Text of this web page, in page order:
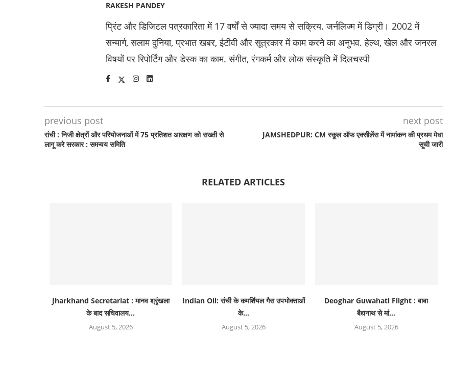
RAKESH PANDEY
प्रिंट और डिजिटल पत्रकारिता में 17 वर्षों से ज्यादा समय से सक्रिय. जर्नलिज्म में डिग्री। 2002 में
सन्मार्ग, सलाम दुनिया, प्रभात खबर, ईटीवी और सूत्रकार में काम करने का अनुभव. हेल्थ, खेल और जनरल
विषयों पर रिपोर्टिंग और डेस्क का काम. संगीत, रंगकर्म और लोक संस्कृति में दिलचस्पी
previous post
रांची : निजी क्षेत्रों और परियोजनाओं में 75 प्रतिशत आरक्षण को सख्ती से
लागू करे सरकार : समन्वय समिति
next post
JAMSHEDPUR: CM स्कूल ऑफ एक्सीलेंस में नामांकन की प्रथम मेधा
सूची जारी
RELATED ARTICLES
Jharkhand Secretariat : मानव श्रृंखला
के बाद सचिवालय...
August 5, 2026
Indian Oil: रांची के कमर्शियल गैस उपभोक्ताओं
के...
August 5, 2026
Deoghar Guwahati Flight : बाबा
बैद्यनाथ से मां...
August 5, 2026